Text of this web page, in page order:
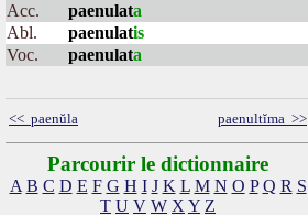
Acc.
paenulata
Abl.
paenulatis
Voc.
paenulata
<< paenŭla paenultĭma >>
Parcourir le dictionnaire
A B C D E F G H I J K L M N O P Q R S
T U V W X Y Z